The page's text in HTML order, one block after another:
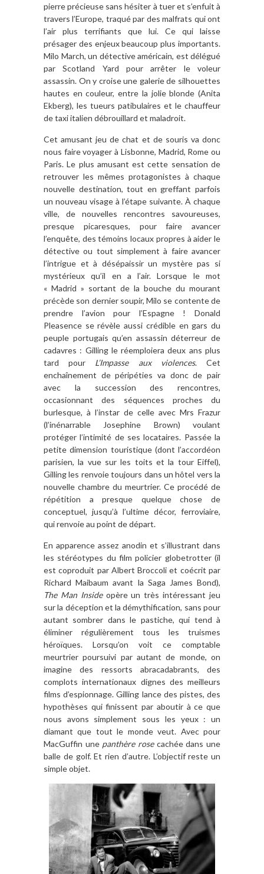
pierre précieuse sans hésiter à tuer et s’enfuit à
travers l’Europe, traqué par des malfrats qui ont
l’air plus terrifiants que lui. Ce qui laisse
présager des enjeux beaucoup plus importants.
Milo March, un détective américain, est délégué
par Scotland Yard pour arrêter le voleur
assassin. On y croise une galerie de silhouettes
hautes en couleur, entre la jolie blonde (Anita
Ekberg), les tueurs patibulaires et le chauffeur
de taxi italien débrouillard et maladroit.
Cet amusant jeu de chat et de souris va donc
nous faire voyager à Lisbonne, Madrid, Rome ou
Paris. Le plus amusant est cette sensation de
retrouver les mêmes protagonistes à chaque
nouvelle destination, tout en greffant parfois
un nouveau visage à l’étape suivante. À chaque
ville, de nouvelles rencontres savoureuses,
presque picaresques, pour faire avancer
l’enquête, des témoins locaux propres à aider le
détective ou tout simplement à faire avancer
l’intrigue et à désépaissir un mystère pas si
mystérieux qu’il en a l’air. Lorsque le mot
« Madrid » sortant de la bouche du mourant
précède son dernier soupir, Milo se contente de
prendre l’avion pour l’Espagne ! Donald
Pleasence se révèle aussi crédible en gars du
peuple portugais qu’en assassin déterreur de
cadavres : Gilling le réemploiera deux ans plus
tard pour L’Impasse aux violences. Cet
enchaînement de péripéties va donc de pair
avec la succession des rencontres,
occasionnant des séquences proches du
burlesque, à l’instar de celle avec Mrs Frazur
(l’inénarrable Josephine Brown) voulant
protéger l’intimité de ses locataires. Passée la
petite dimension touristique (dont l’accordéon
parisien, la vue sur les toits et la tour Eiffel),
Gilling les renvoie toujours dans un hôtel vers la
nouvelle chambre du meurtrier. Ce procédé de
répétition a presque quelque chose de
conceptuel, jusqu’à l’ultime décor, ferroviaire,
qui renvoie au point de départ.
En apparence assez anodin et s’illustrant dans
les stéréotypes du film policier globetrotter (il
est coproduit par Albert Broccoli et coécrit par
Richard Maibaum avant la Saga James Bond),
The Man Insideopère un très intéressant jeu
sur la déception et la démythification, sans pour
autant sombrer dans le pastiche, qui tend à
éliminer régulièrement tous les truismes
héroïques. Lorsqu’on voit ce comptable
meurtrier poursuivi par autant de monde, on
imagine des ressorts abracadabrants, des
complots internationaux dignes des meilleurs
films d’espionnage. Gilling lance des pistes, des
hypothèses qui finissent par aboutir à ce que
nous avons simplement sous les yeux : un
diamant que tout le monde veut. Avec pour
MacGuffin une panthère rosecachée dans une
balle de golf. Et rien d’autre. L’objectif reste un
simple objet.